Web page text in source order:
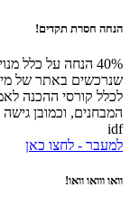
הנחה חסרת תקדים!
40% הנחה על כלל
שנרכשים באתר של
לכלל קורסי ההכנה
המבחנים, וכמובן
idf
למעבר - לחצו כאן
וואו ווואו וואו!